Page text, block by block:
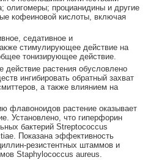
процианидины и другие
кофеиновой кислоты, включая
седативное и
стимулирующее действие на
тонизирующее действие.
действие растения обусловлено
ингибировать обратный захват
а также влиянием на
флавоноидов растение оказывает
Установлено, что гиперфорин
бактерий Streptococcus
Показана эффективность
резистентных штаммов и
Staphylococcus aureus.